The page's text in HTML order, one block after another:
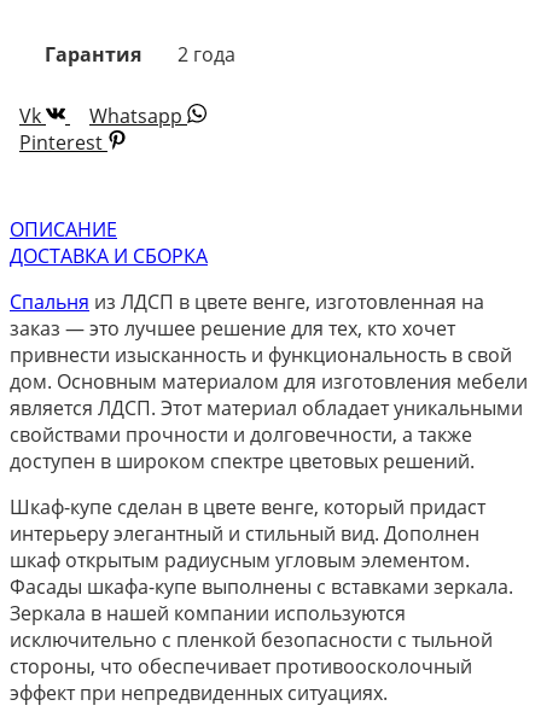
Гарантия 2 года
Vk
Whatsapp
Pinterest
ОПИСАНИЕ
ДОСТАВКА И СБОРКА
Спальня из ЛДСП в цвете венге, изготовленная на
заказ — это лучшее решение для тех, кто хочет
привнести изысканность и функциональность в свой
дом. Основным материалом для изготовления мебели
является ЛДСП. Этот материал обладает уникальными
свойствами прочности и долговечности, а также
доступен в широком спектре цветовых решений.
Шкаф-купе сделан в цвете венге, который придаст
интерьеру элегантный и стильный вид. Дополнен
шкаф открытым радиусным угловым элементом.
Фасады шкафа-купе выполнены с вставками зеркала.
Зеркала в нашей компании используются
исключительно с пленкой безопасности с тыльной
стороны, что обеспечивает противоосколочный
эффект при непредвиденных ситуациях.